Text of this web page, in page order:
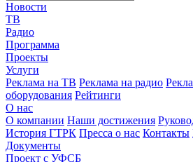
Новости
ТВ
Радио
Программа
Проекты
Услуги
Реклама на ТВ Реклама на радио
оборудования Рейтинги
О нас
О компании Наши достижения
История ГТРК Пресса о нас Контакты
Документы
Проект с УФСБ